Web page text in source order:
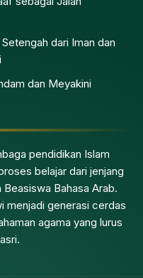
dari Iman dan
dan Meyakini
pendidikan Islam
belajar dari jenjang
Bahasa Arab.
menjadi generasi cerdas
agama yang lurus